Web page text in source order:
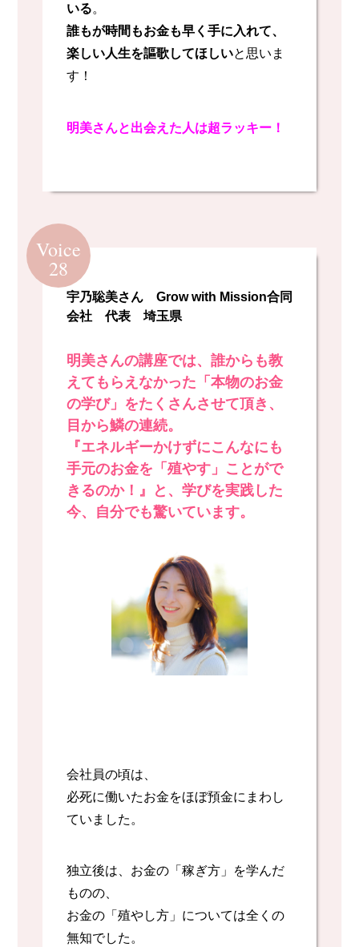
いる。
誰もが時間もお金も早く手に入れて、
楽しい人生を謳歌してほしいと思いま
す！
明美さんと出会えた人は超ラッキー！
Voice
28
宇乃聡美さん Grow with Mission合同
会社 代表 埼玉県
明美さんの講座では、誰からも教
えてもらえなかった「本物のお金
の学び」をたくさんさせて頂き、
目から鱗の連続。
『エネルギーかけずにこんなにも
手元のお金を「殖やす」ことがで
きるのか！』と、学びを実践した
今、自分でも驚いています。
会社員の頃は、
必死に働いたお金をほぼ預金にまわし
ていました。
独立後は、お金の「稼ぎ方」を学んだ
ものの、
お金の「殖やし方」については全くの
無知でした。